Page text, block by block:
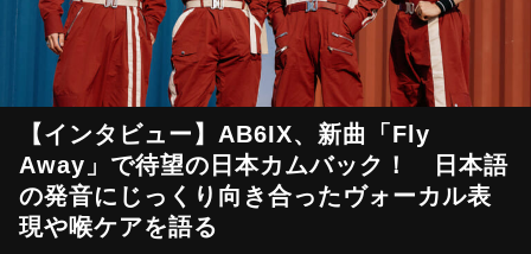
【インタビュー】AB6IX、新曲「Fly
Away」で待望の日本カムバック！ 日本語
の発音にじっくり向き合ったヴォーカル表
現や喉ケアを語る